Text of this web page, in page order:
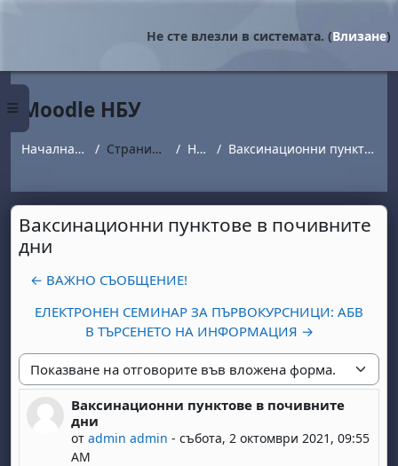
Страничен панел
Не сте влезли в системата. (Влизане)
Moodle НБУ
Начална страница Страници от сайта Новини Ваксинационни пунктове в почивните дни
Ваксинационни пунктове в почивните
дни
← ВАЖНО СЪОБЩЕНИЕ!
ЕЛЕКТРОНЕН СЕМИНАР ЗА ПЪРВОКУРСНИЦИ: АБВ
В ТЪРСЕНЕТО НА ИНФОРМАЦИЯ →
Начин на показване
Ваксинационни пунктове в почивните
дни
отadmin admin -събота, 2 октомври 2021, 09:55
AM
Number of replies: 0